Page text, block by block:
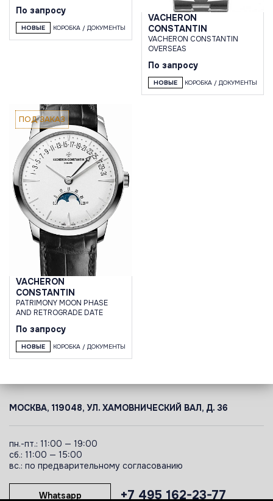
По запросу
НОВЫЕ КОРОБКА / ДОКУМЕНТЫ
VACHERON
CONSTANTIN
VACHERON СONSTANTIN
OVERSEAS
По запросу
НОВЫЕ КОРОБКА / ДОКУМЕНТЫ
ПОД ЗАКАЗ
VACHERON
CONSTANTIN
PATRIMONY MOON PHASE
AND RETROGRADE DATE
По запросу
НОВЫЕ КОРОБКА / ДОКУМЕНТЫ
МОСКВА, 119048, УЛ. ХАМОВНИЧЕСКИЙ ВАЛ, Д. 36
пн.-пт.: 11:00 — 19:00
сб.: 11:00 — 15:00
вс.: по предварительному согласованию
+7 495 162-23-77
Whatsapp